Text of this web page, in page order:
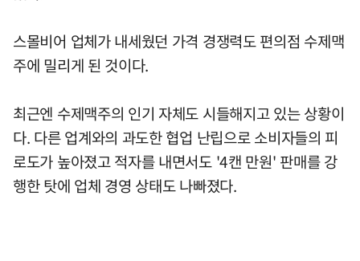
스몰비어 업체가 내세웠던 가격 경쟁력도 편의점 수제맥
주에 밀리게 된 것이다.
최근엔 수제맥주의 인기 자체도 시들해지고 있는 상황이
다. 다른 업계와의 과도한 협업 난립으로 소비자들의 피
로도가 높아졌고 적자를 내면서도 '4캔 만원' 판매를 강
행한 탓에 업체 경영 상태도 나빠졌다.